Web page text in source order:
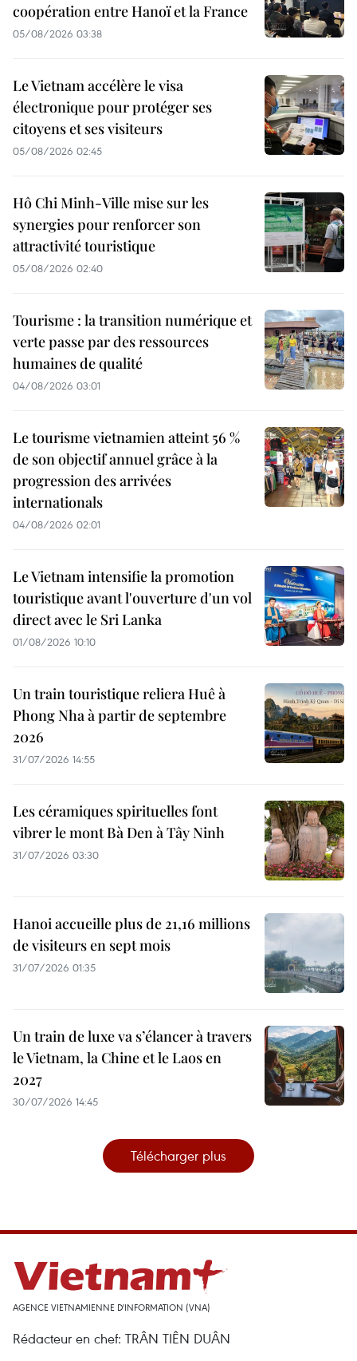
coopération entre Hanoï et la France
05/08/2026 03:38
Le Vietnam accélère le visa
électronique pour protéger ses
citoyens et ses visiteurs
05/08/2026 02:45
Hô Chi Minh-Ville mise sur les
synergies pour renforcer son
attractivité touristique
05/08/2026 02:40
Tourisme : la transition numérique et
verte passe par des ressources
humaines de qualité
04/08/2026 03:01
Le tourisme vietnamien atteint 56 %
de son objectif annuel grâce à la
progression des arrivées
internationals
04/08/2026 02:01
Le Vietnam intensifie la promotion
touristique avant l'ouverture d'un vol
direct avec le Sri Lanka
01/08/2026 10:10
Un train touristique reliera Huê à
Phong Nha à partir de septembre
2026
31/07/2026 14:55
Les céramiques spirituelles font
vibrer le mont Bà Den à Tây Ninh
31/07/2026 03:30
Hanoi accueille plus de 21,16 millions
de visiteurs en sept mois ​
31/07/2026 01:35
Un train de luxe va s’élancer à travers
le Vietnam, la Chine et le Laos en
2027
30/07/2026 14:45
Télécharger plus
AGENCE VIETNAMIENNE D'INFORMATION (VNA)
Rédacteur en chef: TRÂN TIÊN DUÂN